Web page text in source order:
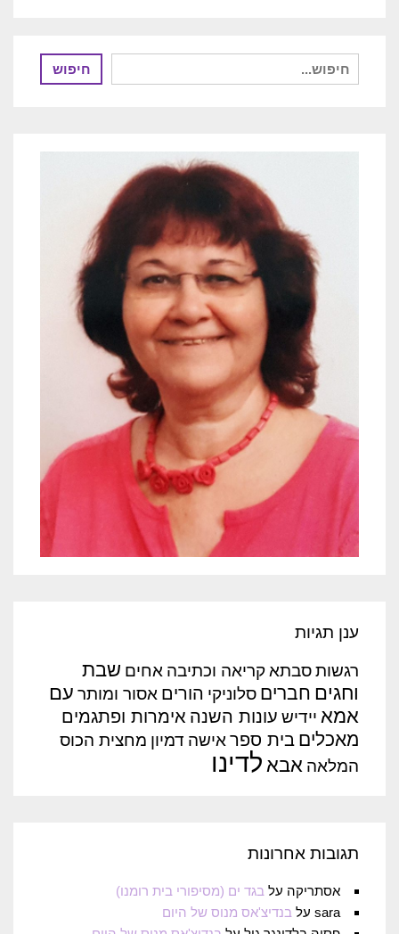
חיפוש
עבור:
חיפוש
ענן תגיות
רגשותסבתא קריאה וכתיבה אחים שבת
וחגים חברים סלוניקי הורים אסור ומותר עם
אמא יידיש עונות השנה אימרות ופתגמים
מאכלים בית ספר אישה דמיון מחצית הכוס
המלאה אבא לדינו
תגובות אחרונות
אסתריקה על בגד ים (מסיפורי בית רומנו)
sara על בנדיצ'אס מנוס של היום